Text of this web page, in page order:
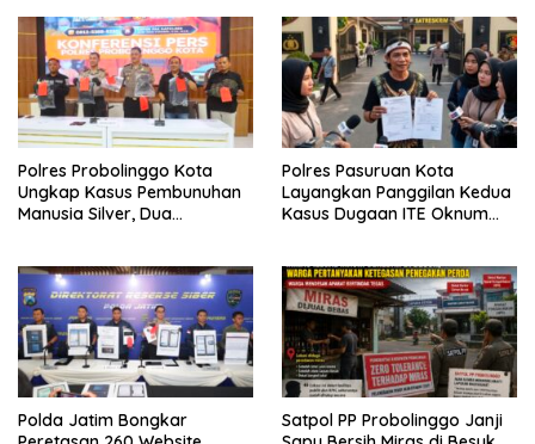
Polres Probolinggo Kota
Ungkap Kasus Pembunuhan
Manusia Silver, Dua
Polres Pasuruan Kota
Layangkan Panggilan Kedua
Kasus Dugaan ITE Oknum
Polda Jatim Bongkar
Satpol PP Probolinggo Janji